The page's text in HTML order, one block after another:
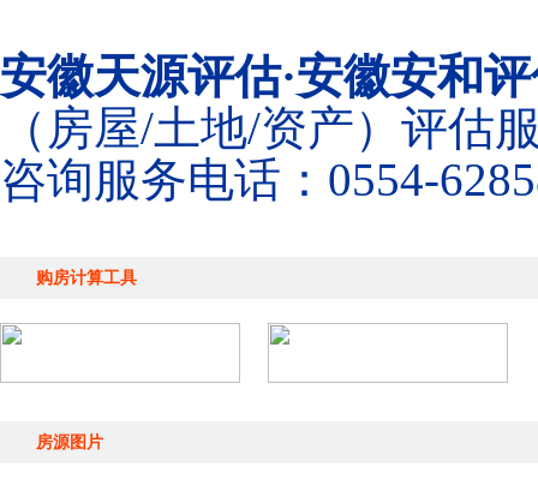
安徽天源评估·安徽安和
（房屋/土地/资产）评估
咨询服务电话：0554-
购房计算工具
房源图片